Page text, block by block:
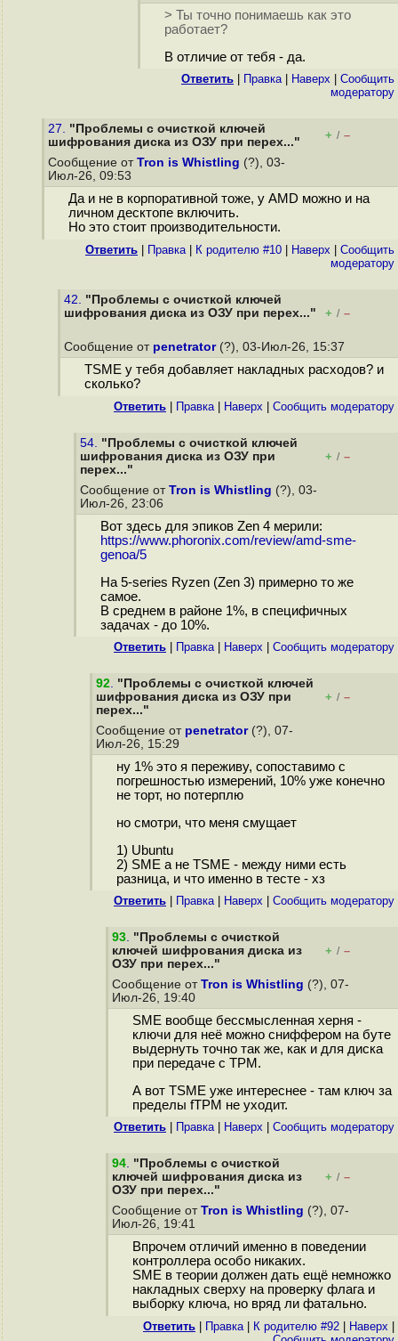
> Ты точно понимаешь как это
работает?
В отличие от тебя - да.
Ответить Правка| Наверх
Cообщить
модератору
27. "Проблемы с очисткой ключей
шифрования диска из ОЗУ при перех..."
+ / –
Сообщение от Tron is Whistling (?), 03-
Июл-26, 09:53
Да и не в корпоративной тоже, у AMD можно и на
личном десктопе включить.
Но это стоит производительности.
Ответить Правка| К родителю #10 Наверх
Cообщить
модератору
42. "Проблемы с очисткой ключей
шифрования диска из ОЗУ при перех..."
+ / –
Сообщение от penetrator(?), 03-Июл-26, 15:37
TSME у тебя добавляет накладных расходов? и
сколько?
Ответить Правка| Наверх Cообщить модератору
54. "Проблемы с очисткой ключей
шифрования диска из ОЗУ при
перех..."
+ / –
Сообщение от Tron is Whistling (?), 03-
Июл-26, 23:06
Вот здесь для эпиков Zen 4 мерили:
https://www.phoronix.com/review/amd-sme-
genoa/5
На 5-series Ryzen (Zen 3) примерно то же
самое.
В среднем в районе 1%, в специфичных
задачах - до 10%.
Ответить Правка| Наверх Cообщить модератору
92. "Проблемы с очисткой ключей
шифрования диска из ОЗУ при
перех..."
+ / –
Сообщение от penetrator(?), 07-
Июл-26, 15:29
ну 1% это я переживу, сопоставимо с
погрешностью измерений, 10% уже конечно
не торт, но потерплю
но смотри, что меня смущает
1) Ubuntu
2) SME а не TSME - между ними есть
разница, и что именно в тесте - хз
Ответить Правка| Наверх Cообщить модератору
93. "Проблемы с очисткой
ключей шифрования диска из
ОЗУ при перех..."
+ / –
Сообщение от Tron is Whistling (?), 07-
Июл-26, 19:40
SME вообще бессмысленная херня -
ключи для неё можно сниффером на буте
выдернуть точно так же, как и для диска
при передаче с TPM.
А вот TSME уже интереснее - там ключ за
пределы fTPM не уходит.
Ответить Правка| Наверх Cообщить модератору
94. "Проблемы с очисткой
ключей шифрования диска из
ОЗУ при перех..."
+ / –
Сообщение от Tron is Whistling (?), 07-
Июл-26, 19:41
Впрочем отличий именно в поведении
контроллера особо никаких.
SME в теории должен дать ещё немножко
накладных сверху на проверку флага и
выборку ключа, но вряд ли фатально.
Ответить Правка| К родителю #92 Наверх